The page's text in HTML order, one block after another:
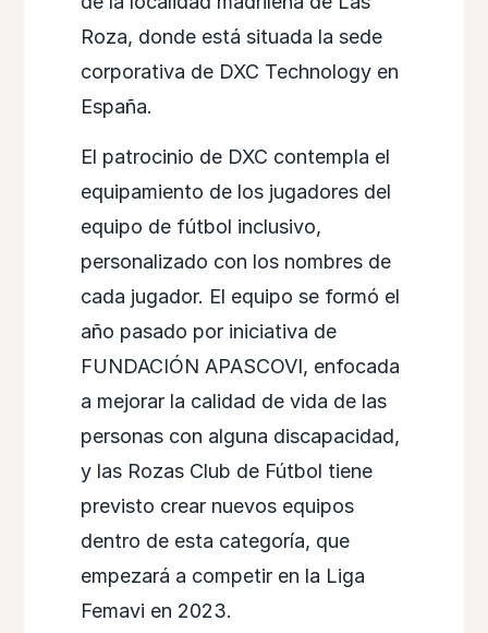
Roza, donde está situada la sede
corporativa de DXC Technology en
España.
El patrocinio de DXC contempla el
equipamiento de los jugadores del
equipo de fútbol inclusivo,
personalizado con los nombres de
cada jugador. El equipo se formó el
año pasado por iniciativa de
FUNDACIÓN APASCOVI, enfocada
a mejorar la calidad de vida de las
personas con alguna discapacidad,
y las Rozas Club de Fútbol tiene
previsto crear nuevos equipos
dentro de esta categoría, que
empezará a competir en la Liga
Femavi en 2023.